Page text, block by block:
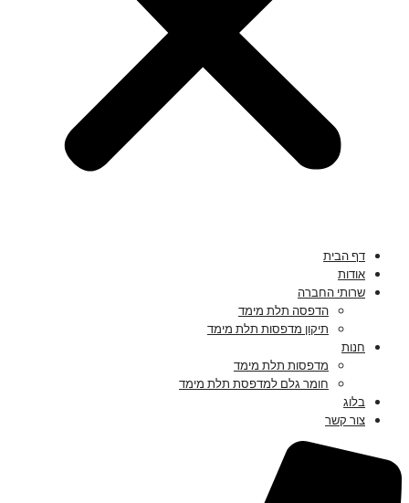
דף הבית
אודות
שרותי החברה
הדפסה תלת מימד
תיקון מדפסות תלת מימד
חנות
מדפסות תלת מימד
חומר גלם למדפסת תלת מימד
בלוג
צור קשר